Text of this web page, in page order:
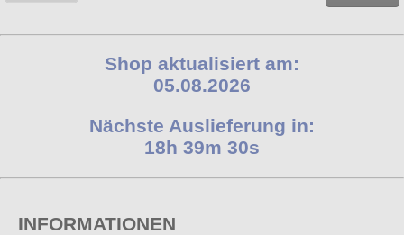
Shop aktualisiert am:
05.08.2026
Nächste Auslieferung in:
18h 39m 28s
INFORMATIONEN